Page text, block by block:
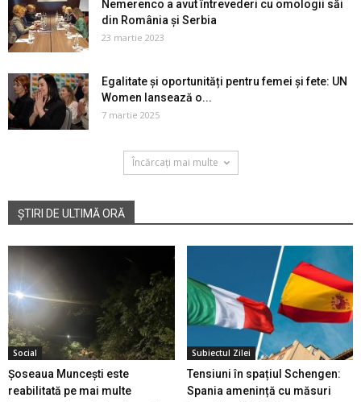
Nemerenco a avut întrevederi cu omologii săi
din România și Serbia
23 martie 2023
Egalitate și oportunități pentru femei și fete: UN
Women lansează o...
7 martie 2025
Încărcați mai multe
ȘTIRI DE ULTIMĂ ORĂ
Social
Șoseaua Muncești este
reabilitată pe mai multe
Subiectul Zilei
Tensiuni în spațiul Schengen:
Spania amenință cu măsuri